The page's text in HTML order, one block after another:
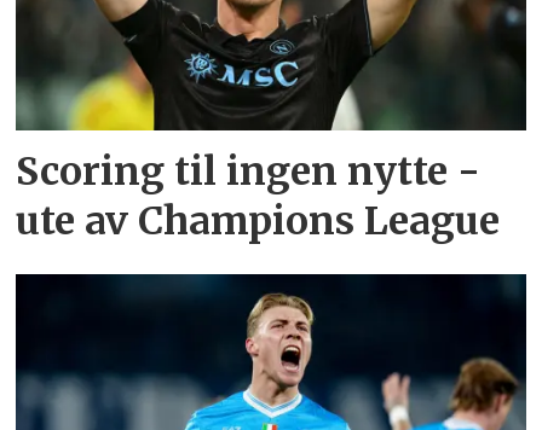
Scoring til ingen nytte -
ute av Champions League